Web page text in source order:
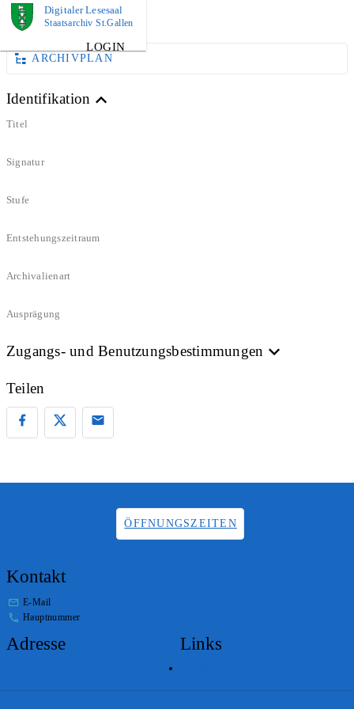
Digitaler Lesesaal
Staatsarchiv St.Gallen
LOGIN
DOKUMENT
ARCHIVPLAN
Identifikation
Titel
Signatur
Stufe
Entstehungszeitraum
Archivalienart
Ausprägung
Zugangs- und Benutzungsbestimmungen
Teilen
ÖFFNUNGSZEITEN
Kontakt
E-Mail
Hauptnummer
Adresse Links